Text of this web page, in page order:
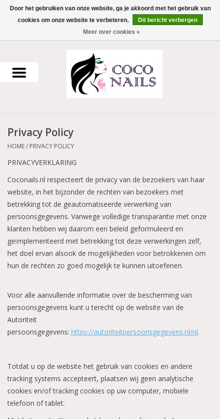
0 Artikelen - €0,00
Uv Gel
Acrylpoeder
Voorbereiding en finish
Werkmateriaal
NailArt Producten
Aluminium koffer/Trolley
Apparatuur
Meubilair
NIEUW! Pedicure producten
Sanita Klompen
Privacy Policy
HOME/ PRIVACY POLICY
PRIVACYVERKLARING
Coconails.nl respecteert de privacy van de bezoekers van haar
website, in het bijzonder de rechten van bezoekers met
betrekking tot de geautomatiseerde verwerking van
persoonsgegevens. Vanwege volledige transparantie met onze
klanten hebben wij daarom een beleid geformuleerd en
geïmplementeerd met betrekking tot deze verwerkingen zelf,
het doel ervan alsook de mogelijkheden voor betrokkenen om
hun de rechten zo goed mogelijk te kunnen uitoefenen.
Voor alle aanvullende informatie over de bescherming van
persoonsgegevens kunt u terecht op de website van de
Autoriteit
persoonsgegevens: https://autoriteitpersoonsgegevens.nl/nl.
Totdat u op de website het gebruik van cookies en andere
tracking systems accepteert, plaatsen wij geen analytische
cookies en/of tracking cookies op uw computer, mobiele
telefoon of tablet.
Door het gebruiken van onze website, ga je akkoord met het gebruik van
cookies om onze website te verbeteren.
Dit bericht verbergen
Meer over cookies »